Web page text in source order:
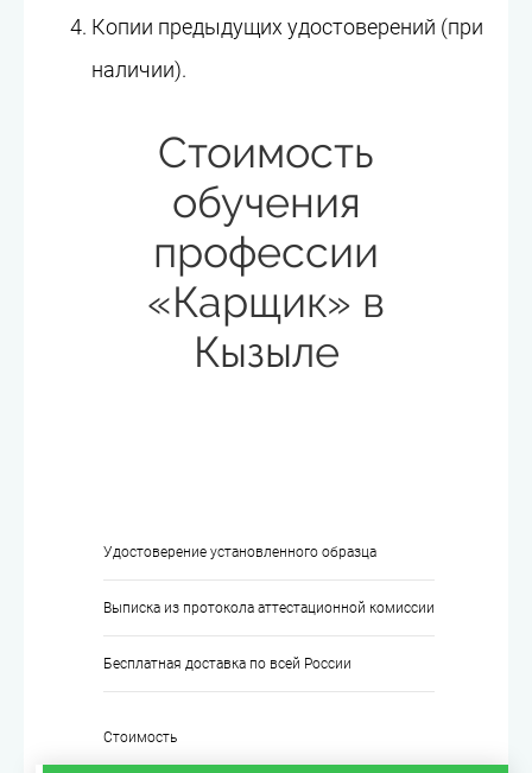
Копии предыдущих удостоверений (при
наличии).
Стоимость
обучения
профессии
«Карщик» в
Кызыле
Удостоверение установленного образца
Выписка из протокола аттестационной комиссии
Бесплатная доставка по всей России
Стоимость